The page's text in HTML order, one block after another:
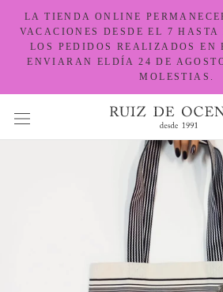
contenido
LA TIENDA ONLINE
VACACIONES DESDE EL 7 HASTA
LOS PEDIDOS REALIZADOS EN
ENVIARAN ELDÍA 24 DE
MOLESTIAS.